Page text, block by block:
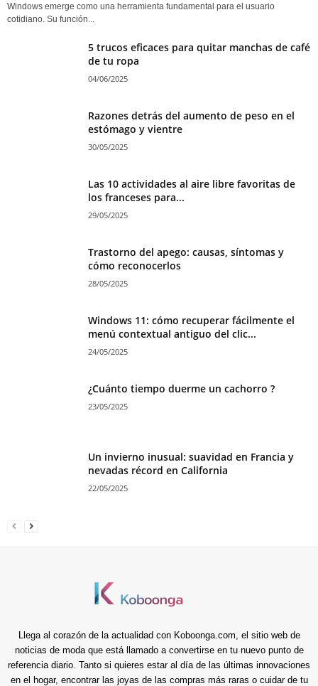
Windows emerge como una herramienta fundamental para el usuario
cotidiano. Su función...
5 trucos eficaces para quitar manchas de café
de tu ropa
04/06/2025
Razones detrás del aumento de peso en el
estómago y vientre
30/05/2025
Las 10 actividades al aire libre favoritas de
los franceses para...
29/05/2025
Trastorno del apego: causas, síntomas y
cómo reconocerlos
28/05/2025
Windows 11: cómo recuperar fácilmente el
menú contextual antiguo del clic...
24/05/2025
¿Cuánto tiempo duerme un cachorro ?
23/05/2025
Un invierno inusual: suavidad en Francia y
nevadas récord en California
22/05/2025
Llega al corazón de la actualidad con Koboonga.com, el sitio web de
noticias de moda que está llamado a convertirse en tu nuevo punto de
referencia diario. Tanto si quieres estar al día de las últimas innovaciones
en el hogar, encontrar las joyas de las compras más raras o cuidar de tu